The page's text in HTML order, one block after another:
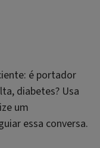
é portador
diabetes? Usa
um
essa conversa.